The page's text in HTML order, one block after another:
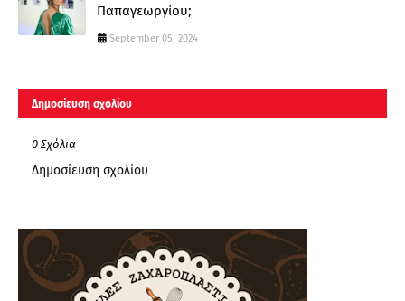
Παπαγεωργίου;
September 05, 2024
Δημοσίευση σχολίου
0 Σχόλια
Δημοσίευση σχολίου